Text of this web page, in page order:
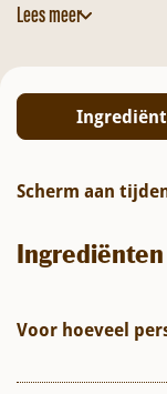
Zoet en zout wordt
geraspt. Na het
extra vierge
Lees meer
Scherm aan
Ingrediënten
Voor hoeveel